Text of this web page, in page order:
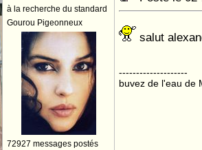
à la recherche du standard
Gourou Pigeonneux
72927 messages postés
salut
--------------------
buvez de l'eau de